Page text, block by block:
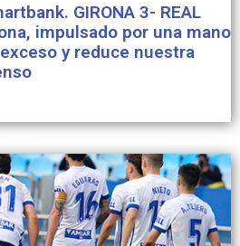
GIRONA 3- REAL
impulsado por una mano
y reduce nuestra